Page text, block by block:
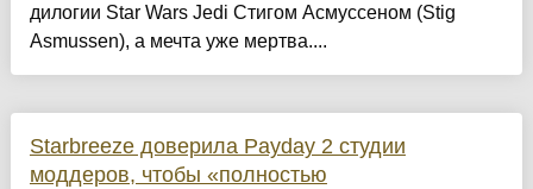
дилогии Star Wars Jedi Стигом Асмуссеном (Stig
Asmussen), а мечта уже мертва....
Starbreeze доверила Payday 2 студии
моддеров, чтобы «полностью